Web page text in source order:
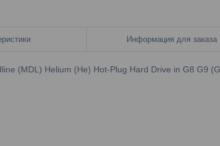
Информация для заказа
(MDL) Helium (He) Hot-Plug Hard Drive in G8 G9